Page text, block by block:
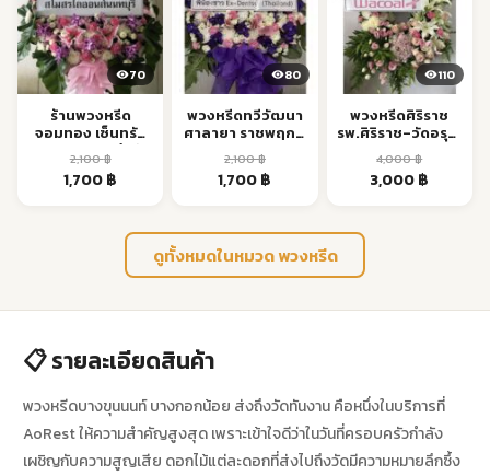
70
ร้านพวงหรีด
จอมทอง เซ็นทรัล
พระราม 2 ส่งถึงวัด
2,100฿
Original
1,700฿
1,700 ฿.
80
พวงหรีดทวีวัฒนา
ศาลายา ราชพฤกษ์
ส่งตรงเวลา
2,100฿
Original
2,100 ฿.
1,700฿
1,700 ฿.
110
พวงหรีดศิริราช
รพ.ศิริราช–วัดอรุณ
ส่งตรงเวลา
4,000฿
Original
3,000฿
ดูทั้งหมดในหมวด พวงหรีด
📋 รายละเอียดสินค้า
พวงหรีดบางขุนนนท์ บางกอกน้อย ส่งถึงวัดทันงาน คือหนึ่งในบริการที่
AoRest ให้ความสำคัญสูงสุด เพราะเข้าใจดีว่าในวันที่ครอบครัวกำลัง
เผชิญกับความสูญเสีย ดอกไม้แต่ละดอกที่ส่งไปถึงวัดมีความหมายลึกซึ้ง